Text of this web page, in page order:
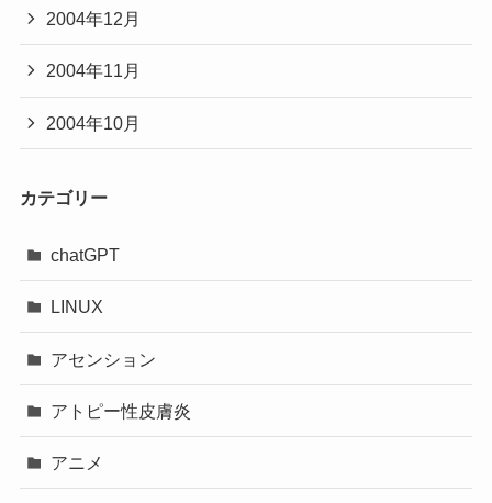
2004年12月
2004年11月
2004年10月
カテゴリー
chatGPT
LINUX
アセンション
アトピー性皮膚炎
アニメ